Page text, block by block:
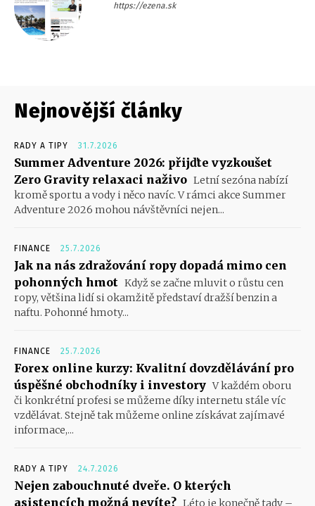
https://ezena.sk
Nejnovější články
RADY A TIPY 31.7.2026
Summer Adventure 2026: přijďte vyzkoušet
Zero Gravity relaxaci naživo Letní sezóna nabízí
kromě sportu a vody i něco navíc. V rámci akce Summer
Adventure 2026 mohou návštěvníci nejen...
FINANCE 25.7.2026
Jak na nás zdražování ropy dopadá mimo cen
pohonných hmot Když se začne mluvit o růstu cen
ropy, většina lidí si okamžitě představí dražší benzin a
naftu. Pohonné hmoty...
FINANCE 25.7.2026
Forex online kurzy: Kvalitní dovzdělávání pro
úspěšné obchodníky i investory V každém oboru
či konkrétní profesi se můžeme díky internetu stále víc
vzdělávat. Stejně tak můžeme online získávat zajímavé
informace,...
RADY A TIPY 24.7.2026
Nejen zabouchnuté dveře. O kterých
asistencích možná nevíte? Léto je konečně tady –